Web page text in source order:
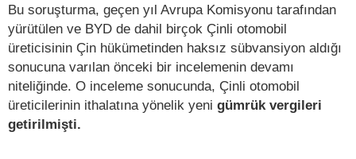
Bu soruşturma, geçen yıl Avrupa Komisyonu tarafından
yürütülen ve BYD de dahil birçok Çinli otomobil
üreticisinin Çin hükümetinden haksız sübvansiyon aldığı
sonucuna varılan önceki bir incelemenin devamı
niteliğinde. O inceleme sonucunda, Çinli otomobil
üreticilerinin ithalatına yönelik yeni gümrük vergileri
getirilmişti.